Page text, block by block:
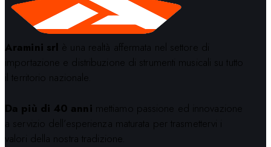
Aramini srl è una realtà affermata nel settore di
importazione e distribuzione di strumenti musicali su tutto
il territorio nazionale.
Da più di 40 anni mettiamo passione ed innovazione
a servizio dell’esperienza maturata per trasmettervi i
valori della nostra tradizione.